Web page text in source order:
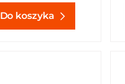
Do koszyka